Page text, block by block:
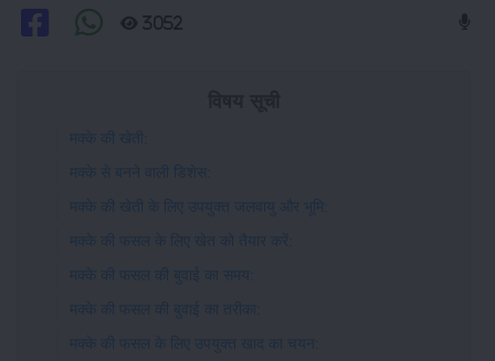
3052
मक्के की खेती:
मक्के से बनने वाली डिशेस:
मक्के की खेती के लिए उपयुक्त जलवायु और भूमि:
मक्के की फसल के लिए खेत को तैयार करें:
मक्के की फसल की बुवाई का समय:
मक्के की फसल की बुवाई का तरीका:
मक्के की फसल के लिए उपयुक्त खाद का चयन: